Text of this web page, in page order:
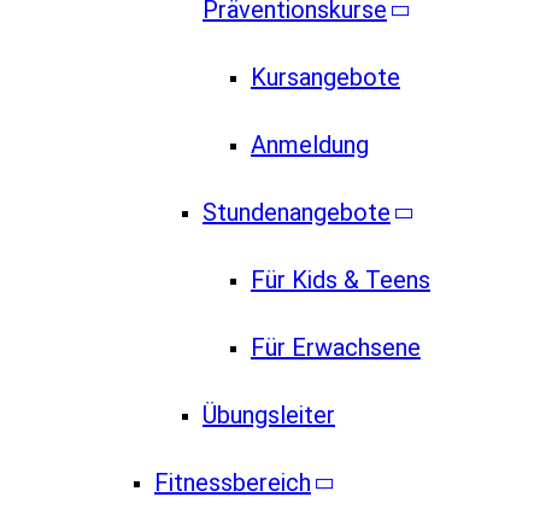
Präventionskurse
Kursangebote
Anmeldung
Stundenangebote
Für Kids & Teens
Für Erwachsene
Übungsleiter
Fitnessbereich